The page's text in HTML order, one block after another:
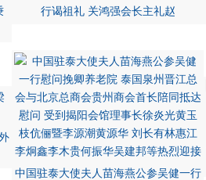
行谒祖礼 关鸿强会长主礼赵
中国驻泰大使夫人苗海燕公参吴健一行